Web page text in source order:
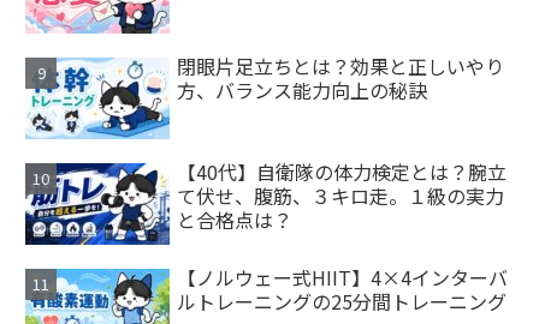
閉眼片足立ちとは？効果と正しいやり
方、バランス能力向上の秘訣
【40代】自衛隊の体力検定とは？腕立
て伏せ、腹筋、３キロ走。１級の実力
と合格点は？
【ノルウェー式HIIT】4×4インターバ
ルトレーニングの25分間トレーニング